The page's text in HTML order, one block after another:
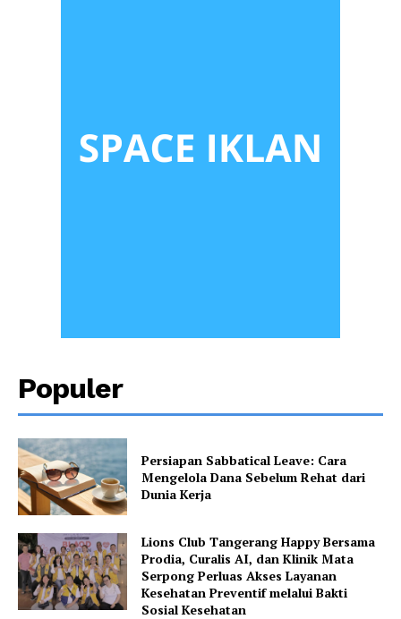
Populer
Persiapan Sabbatical Leave: Cara
Mengelola Dana Sebelum Rehat dari
Dunia Kerja
Lions Club Tangerang Happy Bersama
Prodia, Curalis AI, dan Klinik Mata
Serpong Perluas Akses Layanan
Kesehatan Preventif melalui Bakti
Sosial Kesehatan